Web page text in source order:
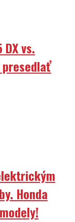
DX vs.
presedlať
Honda